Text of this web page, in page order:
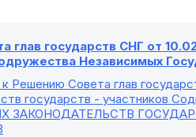
глав государств СНГ от
Независимых
к Решению Совета глав
государств - участников
ЗАКОНОДАТЕЛЬСТВ